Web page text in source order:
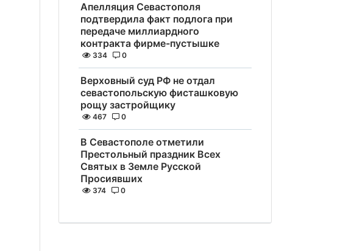
Апелляция Севастополя
подтвердила факт подлога при
передаче миллиардного
контракта фирме-пустышке
334 0
Верховный суд РФ не отдал
севастопольскую фисташковую
рощу застройщику
467 0
В Севастополе отметили
Престольный праздник Всех
Святых в Земле Русской
Просиявших
374 0